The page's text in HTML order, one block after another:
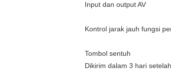
Input dan output AV
Kontrol jarak jauh fungsi
Tombol sentuh
Dikirim dalam 3 hari